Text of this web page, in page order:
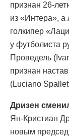
признан 26-
из «Интера», а
голкипер
у футболиста
Проведель
признан
(Luciano
Дризен
Ян-Кристиан
новым